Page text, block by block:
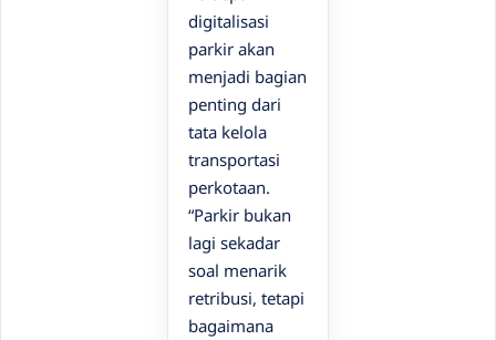
digitalisasi
parkir akan
menjadi bagian
penting dari
tata kelola
transportasi
perkotaan.
“Parkir bukan
lagi sekadar
soal menarik
retribusi, tetapi
bagaimana